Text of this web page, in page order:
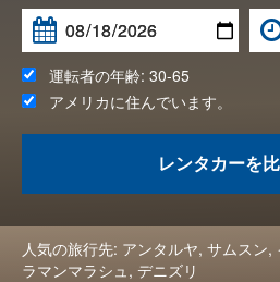
運転者の年齢: 30-65
アメリカに住んでいます。
レンタカーを
人気の旅行先: アンタルヤ, サムスン,
ラマンマラシュ, デニズリ